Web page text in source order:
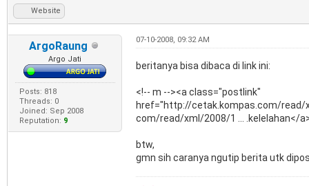
Website
ArgoRaung
Argo Jati
Posts: 818
Threads: 0
Joined: Sep 2008
Reputation: 9
07-10-2008, 09:32 AM
beritanya bisa dibaca di link ini:
<!-- m --><a class="postlink"
href="http://cetak.kompas.com/
com/read/xml/2008/1 ... .kelelahan</
btw,
gmn sih caranya ngutip berita utk